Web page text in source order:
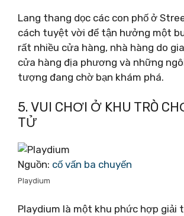
Lang thang dọc các con phố ở
cách tuyệt vời để tận hưởng một
rất nhiều cửa hàng, nhà hàng do
cửa hàng địa phương và những
tượng đang chờ bạn khám phá.
5. VUI CHƠI Ở KHU TRÒ
TỬ
Nguồn: cố vấn ba chuyến
Playdium
Playdium là một khu phức hợp giải